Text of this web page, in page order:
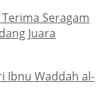
Seragam
Juara
Ibnu Waddah al-